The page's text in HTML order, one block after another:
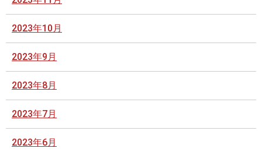
2023年10月
2023年9月
2023年8月
2023年7月
2023年6月